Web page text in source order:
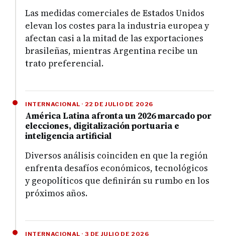
Las medidas comerciales de Estados Unidos
elevan los costes para la industria europea y
afectan casi a la mitad de las exportaciones
brasileñas, mientras Argentina recibe un
trato preferencial.
INTERNACIONAL · 22 DE JULIO DE 2026
América Latina afronta un 2026 marcado por
elecciones, digitalización portuaria e
inteligencia artificial
Diversos análisis coinciden en que la región
enfrenta desafíos económicos, tecnológicos
y geopolíticos que definirán su rumbo en los
próximos años.
INTERNACIONAL · 3 DE JULIO DE 2026